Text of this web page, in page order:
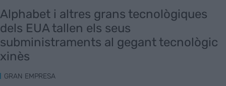
Alphabet i altres grans tecnològiques
dels EUA tallen els seus
subministraments al gegant tecnològic
xinès
GRAN EMPRESA